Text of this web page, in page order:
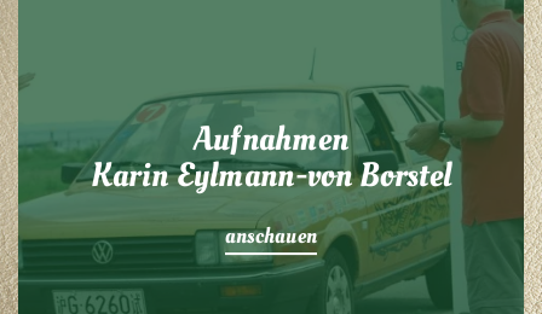
Aufnahmen
Karin Eylmann-von Borstel
anschauen